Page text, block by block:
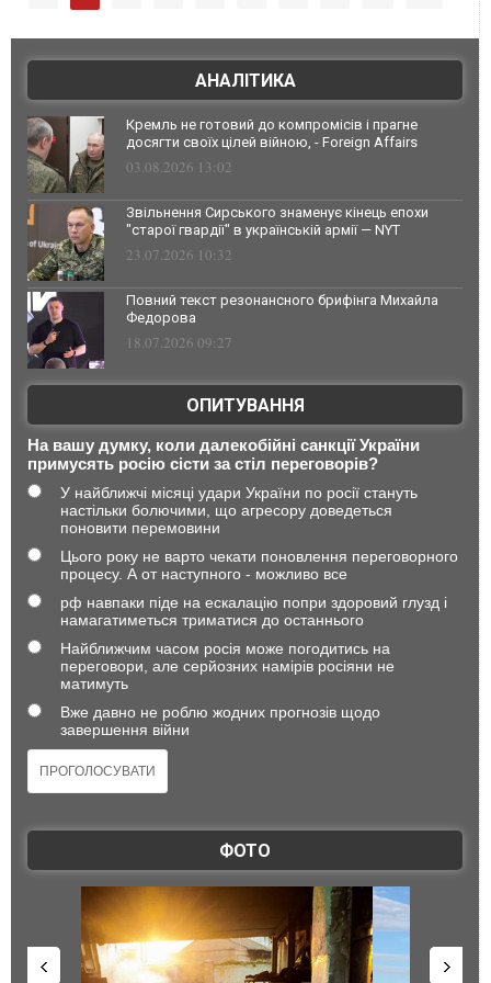
АНАЛІТИКА
Кремль не готовий до компромісів і прагне
досягти своїх цілей війною, - Foreign Affairs
03.08.2026 13:02
Звільнення Сирського знаменує кінець епохи
"старої гвардії" в українській армії — NYT
23.07.2026 10:32
Повний текст резонансного брифінга Михайла
Федорова
18.07.2026 09:27
ОПИТУВАННЯ
На вашу думку, коли далекобійні санкції України
примусять росію сісти за стіл переговорів?
У найближчі місяці удари України по росії стануть
настільки болючими, що агресору доведеться
поновити перемовини
Цього року не варто чекати поновлення переговорного
процесу. А от наступного - можливо все
рф навпаки піде на ескалацію попри здоровий глузд і
намагатиметься триматися до останнього
Найближчим часом росія може погодитись на
переговори, але серйозних намірів росіяни не
матимуть
Вже давно не роблю жодних прогнозів щодо
завершення війни
ФОТО